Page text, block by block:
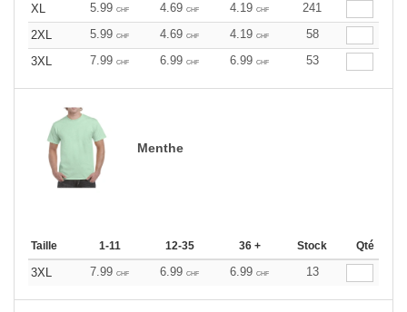
XL
5.99 CHF 4.69 CHF 4.19 CHF
241
2XL
5.99 CHF 4.69 CHF 4.19 CHF
58
3XL
7.99 CHF 6.99 CHF 6.99 CHF 53
Menthe
Taille 1-11 12-35 36 + Stock Qté
3XL 7.99 CHF 6.99 CHF 6.99 CHF 13